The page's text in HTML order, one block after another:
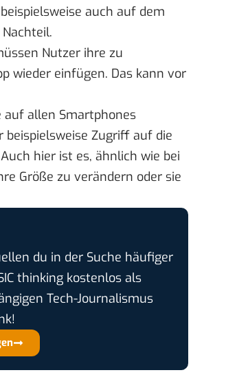
auch auf dem
Nutzer ihre zu
wieder einfügen. Das kann vor
auf allen Smartphones
beispielsweise Zugriff auf die
hier ist es, ähnlich wie bei
Größe zu verändern oder sie
du in der Suche häufiger
thinking kostenlos als
Tech-Journalismus